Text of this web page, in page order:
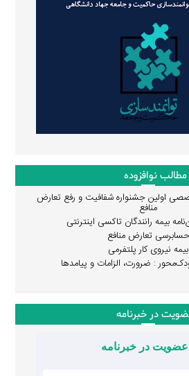
مطالب نوافزوده
اولین جشنواره شفافیت و رفع تعارض
منافع
بیمه رانندگان تاکسی اینترنتی
حسابرسی تعارض منافع
بیمه نیروی کار پلتفرمی
: ضرورت، الزامات و پیامدها
در خبرنامه
در خبرنامه